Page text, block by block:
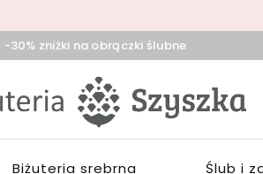
-30% zniżki na obrączki ślubne
Biżuteria srebrna Ślub i